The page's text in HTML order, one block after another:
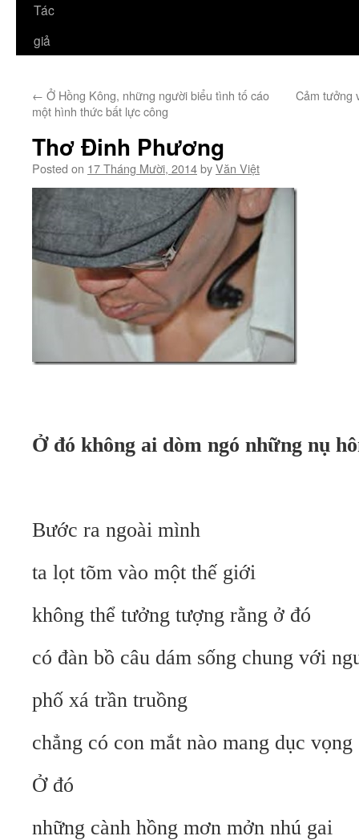
Tác
giả
← Ở Hồng Kông, những người biểu tình tố cáo
một hình thức bất lực công
Cảm tưởng
Thơ Đinh Phương
Posted on 17 Tháng Mười, 2014byVăn Việt
Ở đó không ai dòm ngó những nụ
Bước ra ngoài mình
ta lọt tõm vào một thế giới
không thể tưởng tượng rằng ở đó
có đàn bồ câu dám sống chung với
phố xá trần truồng
chẳng có con mắt nào mang dục vọng
Ở đó
những cành hồng mơn mởn nhú gai